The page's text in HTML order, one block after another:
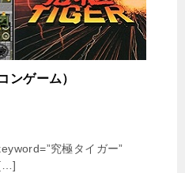
ンゲーム）
究極タイガー”